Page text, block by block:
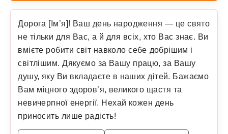
Дорога [Ім’я]! Ваш день народження — це свято
не тільки для Вас, а й для всіх, хто Вас знає. Ви
вмієте робити світ навколо себе добрішим і
світлішим. Дякуємо за Вашу працю, за Вашу
душу, яку Ви вкладаєте в наших дітей. Бажаємо
Вам міцного здоров’я, великого щастя та
невичерпної енергії. Нехай кожен день
приносить лише радість!